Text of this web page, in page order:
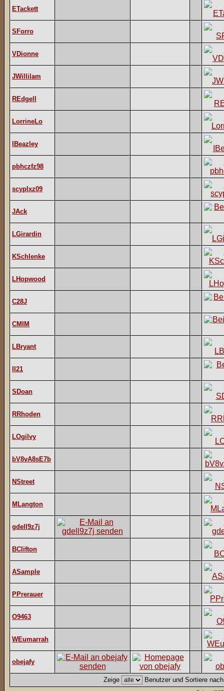
ETackett
SForro
VDionne
JWillilam
REdgell
LorrineLo
IBeazley
pbhczfz98
scyplxz09
JAck
LGirardin
KSchlenke
LHopwood
C28J
CMIM
LBryant
II21
SDoan
RRhoden
LOgilvy
bV8vA8sE7b
NStreet
MLangton
gdell9z7j
BClifton
ASample
PPrerauer
O9463
WEumarrah
obejafy
Zeige Benutzer und Sortiere